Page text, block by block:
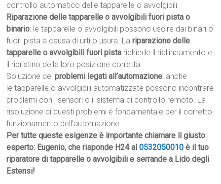
controllo automatico delle tapparelle o avvolgibili.
Riparazione delle tapparelle o avvolgibili fuori pista o
binario: le tapparelle o avvolgibili possono uscire dai binari o
fuori pista a causa di urti o usura. Lariparazione delle
tapparelle o avvolgibili fuori pista richiede il riallineamento e
il ripristino della loro posizione corretta.
Soluzione deiproblemi legati all’automazione: anche
le tapparelle o avvolgibili automatizzate possono incontrare
problemi con i sensori o il sistema di controllo remoto. La
risoluzione di questi problemi è fondamentale per il corretto
funzionamento dell’automazione.
Per tutte queste esigenze è importante chiamare il giusto
esperto: Eugenio, che risponde H24 al0532050010 è il tuo
riparatore di tapparelle o avvolgibili e serrande a Lido degli
Estensi!